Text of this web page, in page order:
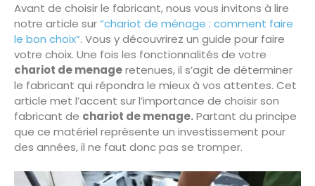
Avant de choisir le fabricant, nous vous invitons à lire
notre article sur“chariot de ménage : comment faire
le bon choix”. Vous y découvrirez un guide pour faire
votre choix. Une fois les fonctionnalités de votre
chariot de menageretenues, il s’agit de déterminer
le fabricant qui répondra le mieux à vos attentes. Cet
article met l’accent sur l’importance de choisir son
fabricant de chariot de menage.Partant du principe
que ce matériel représente un investissement pour
des années, il ne faut donc pas se tromper.